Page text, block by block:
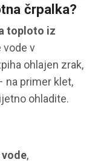
črpalka?
toploto iz
vode v
ohlajen zrak,
na primer klet,
ohladite.
,